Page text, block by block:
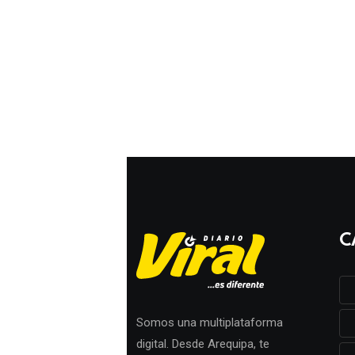
Somos una multiplataforma
digital. Desde Arequipa, te